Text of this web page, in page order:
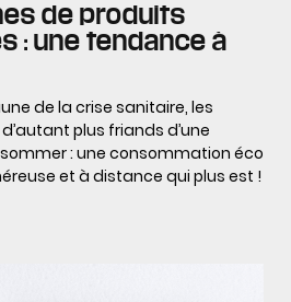
de produits
: une tendance à
de la crise sanitaire, les
plus friands d’une
: une consommation éco
et à distance qui plus est !